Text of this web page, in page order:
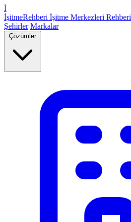
İ
İşitmeRehberi İşitme Merkezleri Rehberi
Şehirler Markalar
Çözümler